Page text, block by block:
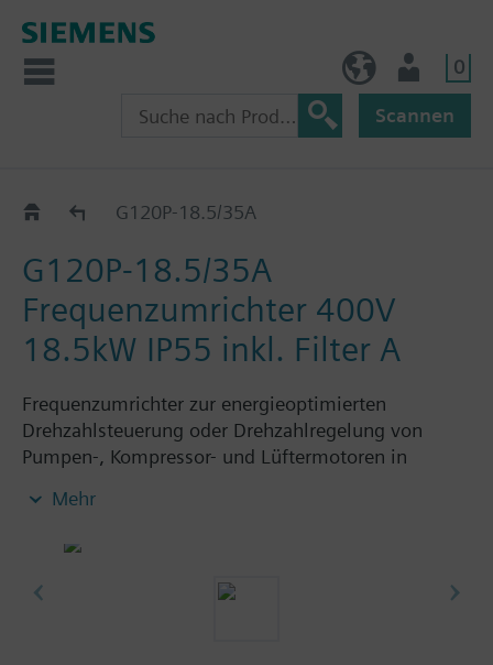
0
Scannen
G120P..5AG120P-18.5/35A
G120P-18.5/35A
Frequenzumrichter 400V
18.5kW IP55 inkl. Filter A
Frequenzumrichter zur energieoptimierten
Drehzahlsteuerung oder Drehzahlregelung von
Pumpen-, Kompressor- und Lüftermotoren in
Power Module PM230, Control Unit CU230P-2-BT
Weitere Informationen
Mehr